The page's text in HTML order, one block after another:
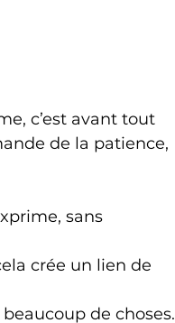
c’est avant tout
de la patience,
sans
crée un lien de
de choses.